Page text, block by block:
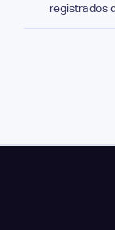
registrados